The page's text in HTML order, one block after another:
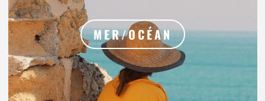
MER/OCÉAN